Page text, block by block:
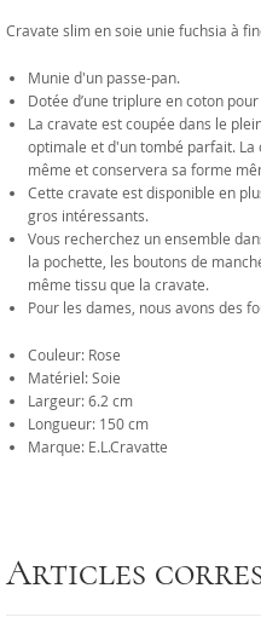
Cravate slim en soie unie fuchsia à
Munie d'un passe-pan.
Dotée d’une triplure en coton
La cravate est coupée dans le
optimale et d'un tombé parfait. La
même et conservera sa forme
Cette cravate est disponible en
gros intéressants.
Vous recherchez un ensemble
la pochette, les boutons de
même tissu que la cravate.
Pour les dames, nous avons des
Couleur: Rose
Matériel: Soie
Largeur: 6.2 cm
Longueur: 150 cm
Marque: E.L.Cravatte
Articles